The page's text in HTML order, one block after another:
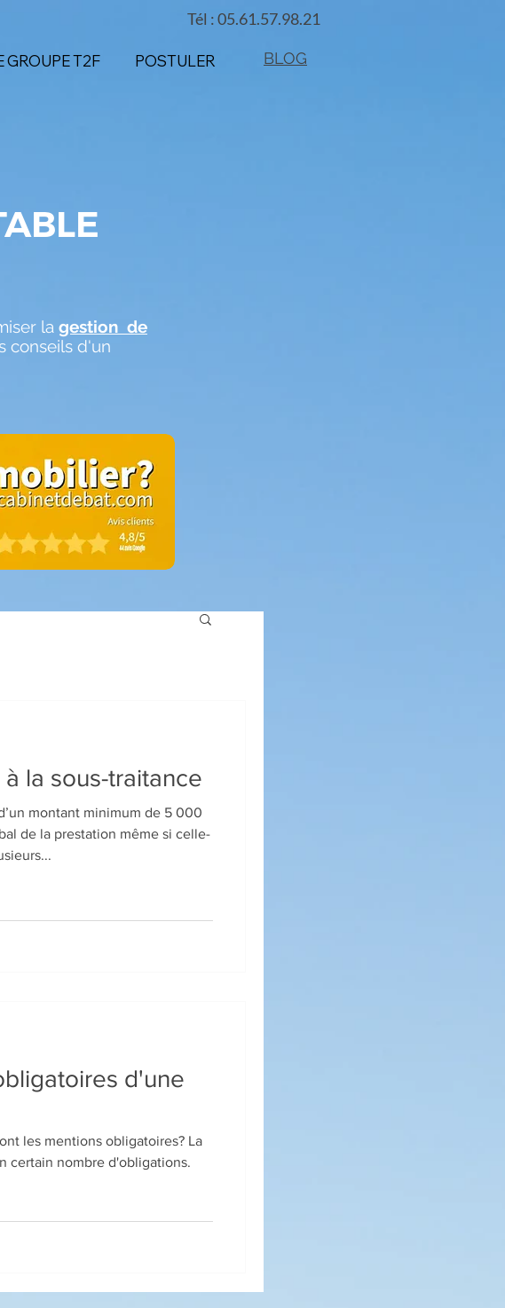
Tél : 05.61.57.98.21
GROUPE T2F POSTULER BLOG
la gestion de
conseils d'un
la sous-traitance
montant minimum de 5 000
si celle-
d'une
les mentions obligatoires? La
certain nombre d'obligations.